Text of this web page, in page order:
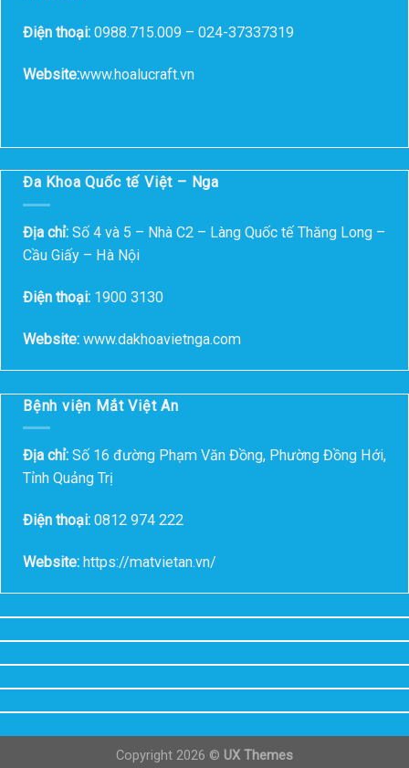
Điện thoại: 0988.715.009 – 024-37337319
Website:www.hoalucraft.vn
Đa Khoa Quốc tế Việt – Nga
Địa chỉ: Số 4 và 5 – Nhà C2 – Làng Quốc tế Thăng Long –
Cầu Giấy – Hà Nội
Điện thoại: 1900 3130
Website: www.dakhoavietnga.com
Bệnh viện Mắt Việt An
Địa chỉ: Số 16 đường Phạm Văn Đồng, Phường Đồng Hới,
Tỉnh Quảng Trị
Điện thoại: 0812 974 222
Website: https://matvietan.vn/
Copyright 2026 © UX Themes